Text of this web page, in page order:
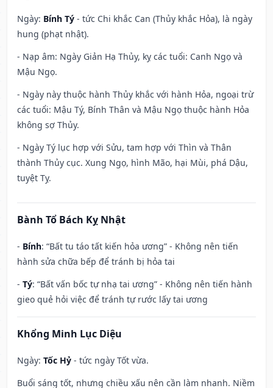
Ngày: Bính Tý - tức Chi khắc Can (Thủy khắc Hỏa), là ngày
hung (phạt nhật).
- Nạp âm: Ngày Giản Hạ Thủy, kỵ các tuổi: Canh Ngọ và
Mậu Ngọ.
- Ngày này thuộc hành Thủy khắc với hành Hỏa, ngoại trừ
các tuổi: Mậu Tý, Bính Thân và Mậu Ngọ thuộc hành Hỏa
không sợ Thủy.
- Ngày Tý lục hợp với Sửu, tam hợp với Thìn và Thân
thành Thủy cục. Xung Ngọ, hình Mão, hại Mùi, phá Dậu,
tuyệt Tỵ.
Bành Tổ Bách Kỵ Nhật
- Bính: “Bất tu táo tất kiến hỏa ương” - Không nên tiến
hành sửa chữa bếp để tránh bị hỏa tai
- Tý: “Bất vấn bốc tự nhạ tai ương” - Không nên tiến hành
gieo quẻ hỏi việc để tránh tự rước lấy tai ương
Khổng Minh Lục Diệu
Ngày: Tốc Hỷ - tức ngày Tốt vừa.
Buổi sáng tốt, nhưng chiều xấu nên cần làm nhanh. Niềm